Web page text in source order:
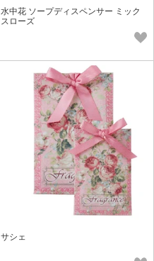
水中花 ソープディスペンサー ミック
スローズ
サシェ